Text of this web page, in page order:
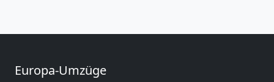
Europa-Umzüge